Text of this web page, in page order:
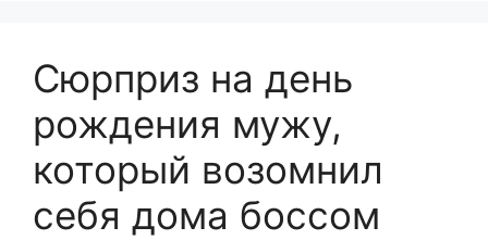
Сюрприз на день
рождения мужу,
который возомнил
себя дома боссом